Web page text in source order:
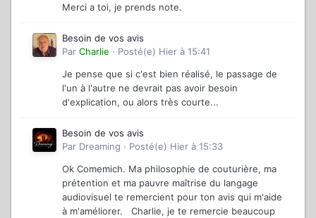
Merci a toi, je prends note.
Besoin de vos avis
Par Charlie · Posté(e) Hier à 15:41
Je pense que si c'est bien réalisé, le passage de
l'un à l'autre ne devrait pas avoir besoin
d'explication, ou alors très courte...
Besoin de vos avis
Par Dreaming · Posté(e) Hier à 15:33
Ok Comemich. Ma philosophie de couturière, ma
prétention et ma pauvre maîtrise du langage
audiovisuel te remercient pour ton avis qui m'aide
à m'améliorer. Charlie, je te remercie beaucoup